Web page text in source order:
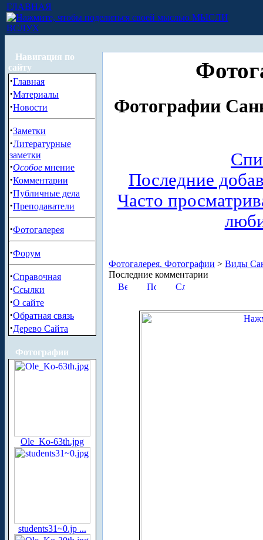
ГЛАВНАЯ
МЫСЛИ
ВСЛУХ
Навигация по
сайту
·Главная
·Материалы
·Новости
·Заметки
·Литературные
заметки
·Особое мнение
·Комментарии
·Публичные дела
·Преподаватели
·Фотогалерея
·Форум
·Справочная
·Ссылки
·О сайте
·Обратная связь
·Дерево Сайта
Фотографии
Ole_Ko-63th.jpg
students31~0.jp ...
Фотографии
Последние
Часто
Фотогалерея. Фотографии > Виды
Последние комментарии